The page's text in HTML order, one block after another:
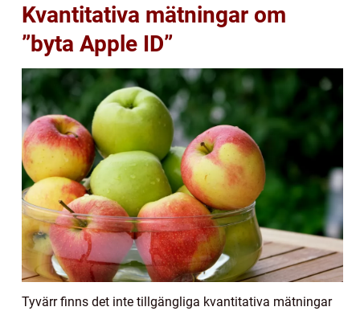
Kvantitativa mätningar om
”byta Apple ID”
Tyvärr finns det inte tillgängliga kvantitativa mätningar